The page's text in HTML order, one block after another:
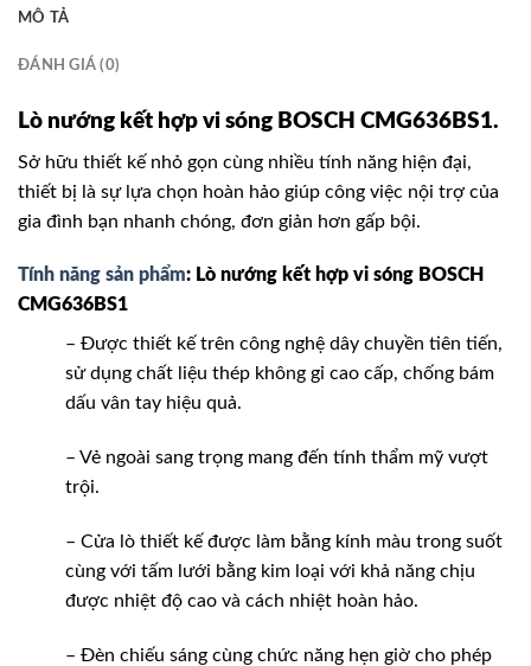
MÔ TẢ
ĐÁNH GIÁ (0)
Lò nướng kết hợp vi sóng BOSCH CMG636BS1.
Sở hữu thiết kế nhỏ gọn cùng nhiều tính năng hiện đại,
thiết bị là sự lựa chọn hoàn hảo giúp công việc nội trợ của
gia đình bạn nhanh chóng, đơn giản hơn gấp bội.
Tính năng sản phẩm: Lò nướng kết hợp vi sóng BOSCH
CMG636BS1
– Được thiết kế trên công nghệ dây chuyền tiên tiến,
sử dụng chất liệu thép không gỉ cao cấp, chống bám
dấu vân tay hiệu quả.
– Vẻ ngoài sang trọng mang đến tính thẩm mỹ vượt
trội.
– Cửa lò thiết kế được làm bằng kính màu trong suốt
cùng với tấm lưới bằng kim loại với khả năng chịu
được nhiệt độ cao và cách nhiệt hoàn hảo.
– Đèn chiếu sáng cùng chức năng hẹn giờ cho phép